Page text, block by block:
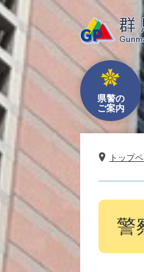
ペ
ー
ジ
の
先
頭
で
す。
メ
ニ
ュ
ー
を
飛
ば
し
て
本
文
へ
県警の
ご案内
トップ
本
警